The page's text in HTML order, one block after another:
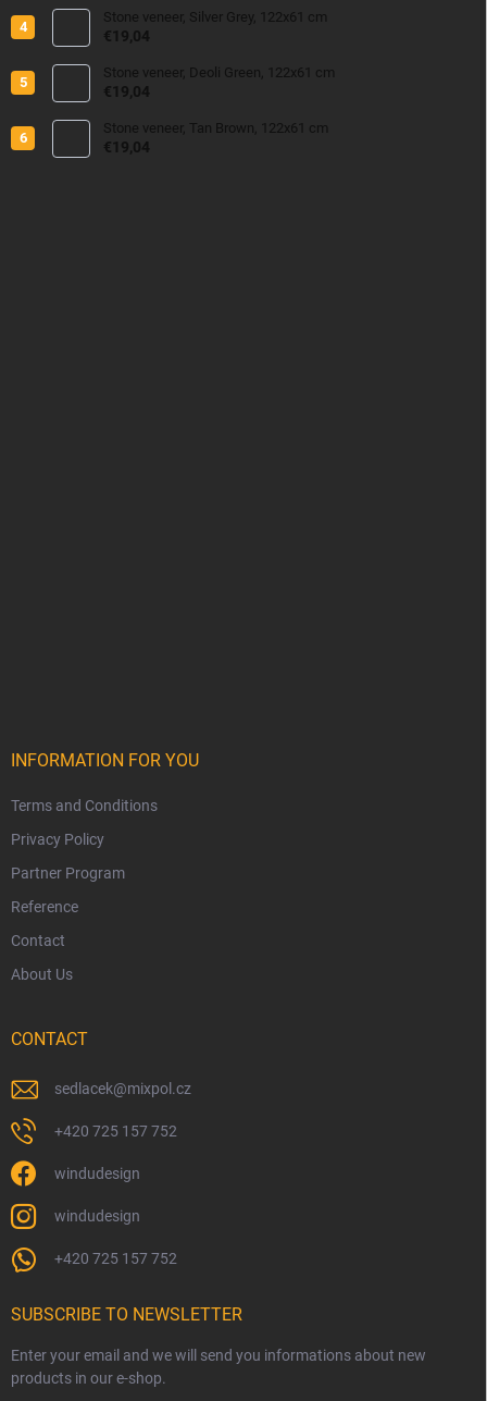
Stone veneer, Silver Grey, 122x61 cm
€19,04
Stone veneer, Deoli Green, 122x61 cm
€19,04
Stone veneer, Tan Brown, 122x61 cm
€19,04
INFORMATION FOR YOU
Terms and Conditions
Privacy Policy
Partner Program
Reference
Contact
About Us
CONTACT
sedlacek@mixpol.cz
+420 725 157 752
windudesign
windudesign
+420 725 157 752
SUBSCRIBE TO NEWSLETTER
Enter your email and we will send you informations about new
products in our e-shop.